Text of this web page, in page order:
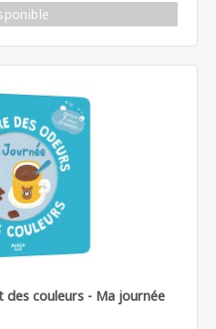
des couleurs - Ma journée